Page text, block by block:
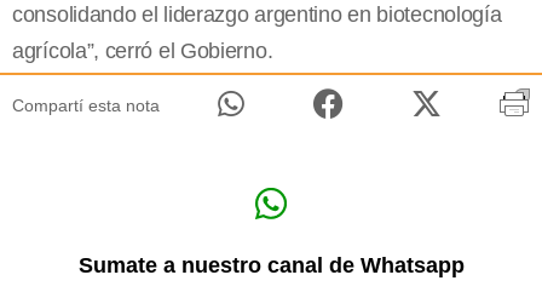
consolidando el liderazgo argentino en biotecnología
agrícola”, cerró el Gobierno.
Compartí esta nota
Sumate a nuestro canal de Whatsapp